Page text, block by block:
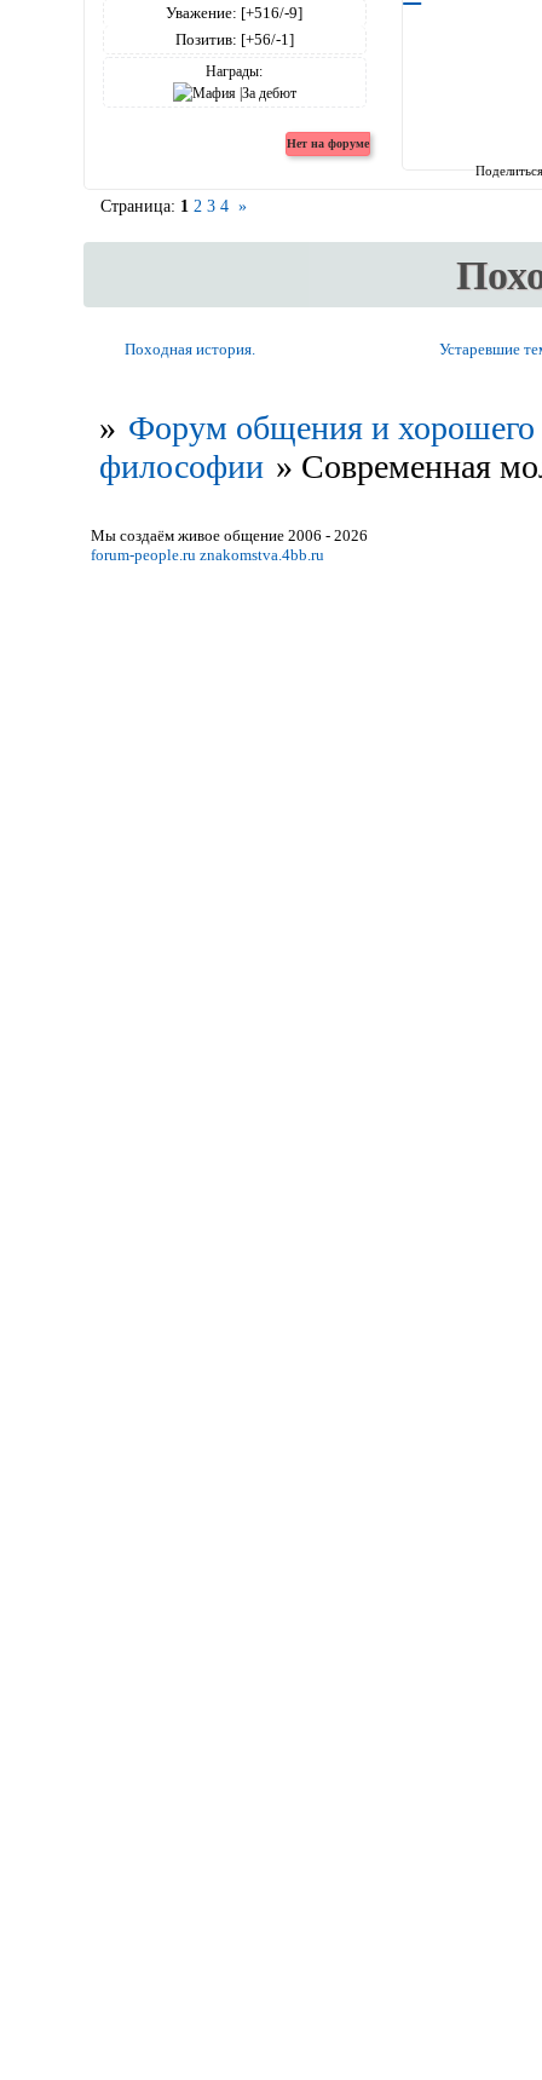
Уважение: [+516/-9]
Позитив: [+56/-1]
Награды:
Страница: 1 2 3 4 »
Походная история. Устаревшие
» Форум общения и хорошего
философии » Современная
Мы создаём живое общение 2006 - 2026
forum-people.ru znakomstva.4bb.ru